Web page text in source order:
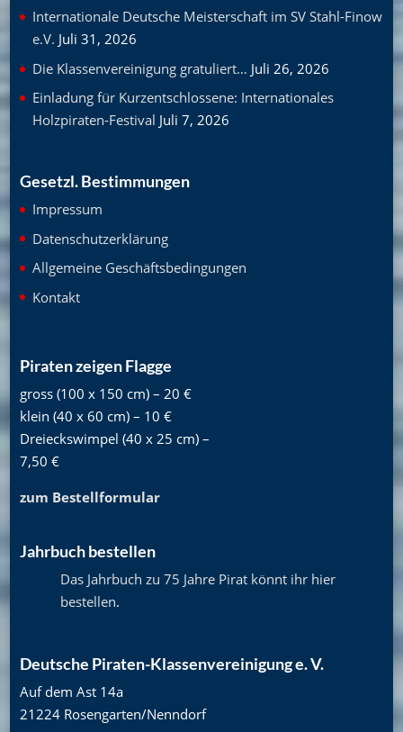
Internationale Deutsche Meisterschaft im SV Stahl-Finow
e.V. Juli 31, 2026
Die Klassenvereinigung gratuliert… Juli 26, 2026
Einladung für Kurzentschlossene: Internationales
Holzpiraten-Festival Juli 7, 2026
Gesetzl. Bestimmungen
Impressum
Datenschutzerklärung
Allgemeine Geschäftsbedingungen
Kontakt
Piraten zeigen Flagge
gross (100 x 150 cm) – 20 €
klein (40 x 60 cm) – 10 €
Dreieckswimpel (40 x 25 cm) –
7,50 €
zum Bestellformular
Jahrbuch bestellen
Das Jahrbuch zu 75 Jahre Pirat könnt ihr hier
bestellen.
Deutsche Piraten-Klassenvereinigung e. V.
Auf dem Ast 14a
21224 Rosengarten/Nenndorf